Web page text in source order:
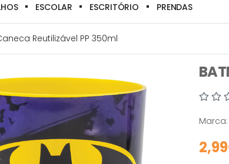
ESCOLAR ESCRITÓRIO PRENDAS
Reutilizável PP 350ml
Marca: